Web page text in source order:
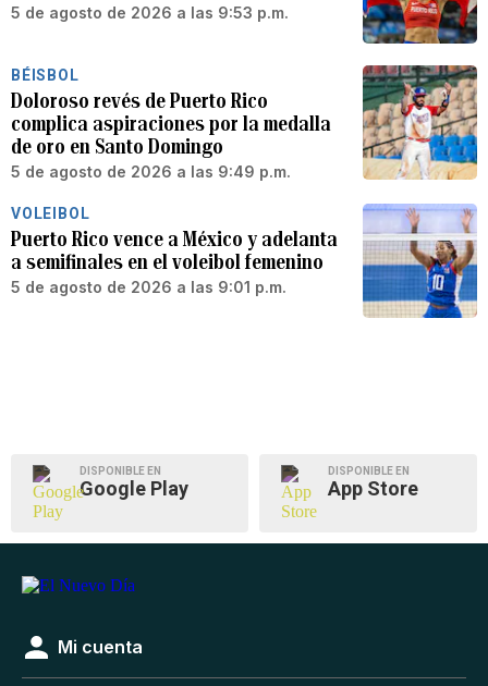
5 de agosto de 2026 a las 9:53 p.m.
BÉISBOL
Doloroso revés de Puerto Rico
complica aspiraciones por la medalla
de oro en Santo Domingo
5 de agosto de 2026 a las 9:49 p.m.
VOLEIBOL
Puerto Rico vence a México y adelanta
a semifinales en el voleibol femenino
5 de agosto de 2026 a las 9:01 p.m.
DISPONIBLE EN
Google Play
DISPONIBLE EN
App Store
Mi cuenta